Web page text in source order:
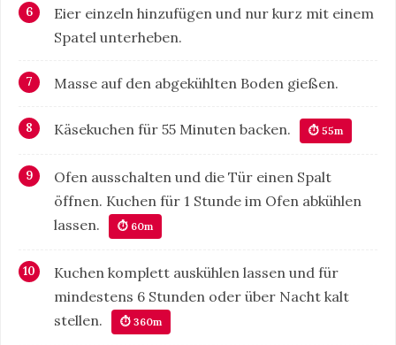
Eier einzeln hinzufügen und nur kurz mit einem
Spatel unterheben.
Masse auf den abgekühlten Boden gießen.
Käsekuchen für 55 Minuten backen. ⏱ 55m
Ofen ausschalten und die Tür einen Spalt
öffnen. Kuchen für 1 Stunde im Ofen abkühlen
lassen.
⏱ 60m
Kuchen komplett auskühlen lassen und für
mindestens 6 Stunden oder über Nacht kalt
stellen.
⏱ 360m